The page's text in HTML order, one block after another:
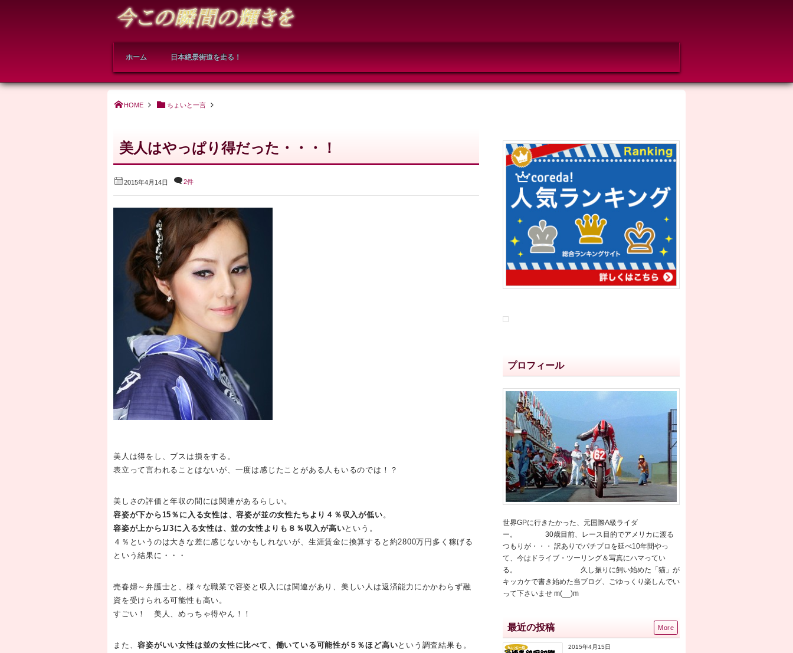
ホーム 日本絶景街道を走る！
HOME ちょいと一言
美人はやっぱり得だった・・・！
2015年4月14日 2件
美人は得をし、ブスは損をする。
表立って言われることはないが、一度は感じたことがある人もいるのでは！？
美しさの評価と年収の間には関連があるらしい。
容姿が下から15％に入る女性は、容姿が並の女性たちより４％収入が低い 。
容姿が上から1/3に入る女性は、並の女性よりも８％収入が高いという。
４％というのは大きな差に感じないかもしれないが、生涯賃金に換算すると約2800万円多く稼げる
という結果に・・・
売春婦～弁護士と、様々な職業で容姿と収入には関連があり、美しい人は返済能力にかかわらず融
資を受けられる可能性も高い。
すごい！ 美人、めっちゃ得やん！！
また、容姿がいい女性は並の女性に比べて、働いている可能性が５％ほど高いという調査結果も。
プロフィール
世界GPに行きたかった、元国際A級ライダ
ー。 30歳目前、レース目的でアメリカに渡る
つもりが・・・ 訳ありでパチプロを延べ10年間やっ
て、今はドライブ・ツーリング＆写真にハマってい
る。 久し振りに飼い始めた「猫」が
キッカケで書き始めた当ブログ、ごゆっくり楽しんでい
って下さいませ m(__)m
最近の投稿
2015年4月15日
More